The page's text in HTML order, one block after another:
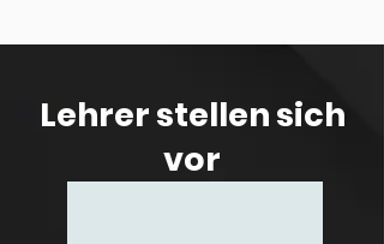
Lehrer stellen sich
vor